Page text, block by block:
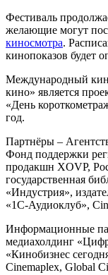
Фестиваль
желающие могут
киносмотра.
кинопоказов будет
Международный
кино» является
«День
год.
Партнёры –
Фонд поддержки
продакшн XОVP,
государственная
«Индустрия»,
«1С-Аудиоклуб»,
Информационные
медиахолдинг
«Кинобизнес
Cinemaplex, Global